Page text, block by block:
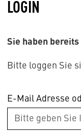
LOGIN
Sie haben bereits
Bitte loggen Sie
E-Mail Adresse